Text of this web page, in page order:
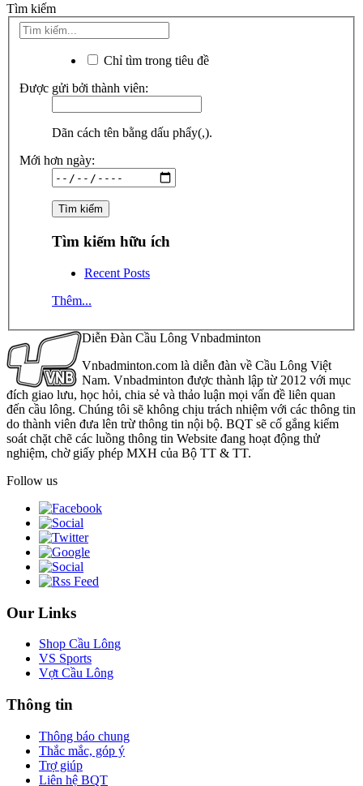
Tìm kiếm
Chỉ tìm trong tiêu đề
Được gửi bởi thành viên:
Dãn cách tên bằng dấu phẩy(,).
Mới hơn ngày:
Tìm kiếm hữu ích
Recent Posts
Thêm...
Diễn Đàn Cầu Lông Vnbadminton
Vnbadminton.com là diễn đàn về Cầu Lông Việt
Nam. Vnbadminton được thành lập từ 2012 với mục
đích giao lưu, học hỏi, chia sẻ và thảo luận mọi vấn đề liên quan
đến cầu lông. Chúng tôi sẽ không chịu trách nhiệm với các thông tin
do thành viên đưa lên trừ thông tin nội bộ. BQT sẽ cố gắng kiểm
soát chặt chẽ các luồng thông tin Website đang hoạt động thử
nghiệm, chờ giấy phép MXH của Bộ TT & TT.
Follow us
Our Links
Shop Cầu Lông
VS Sports
Vợt Cầu Lông
Thông tin
Thông báo chung
Thắc mắc, góp ý
Trợ giúp
Liên hệ BQT